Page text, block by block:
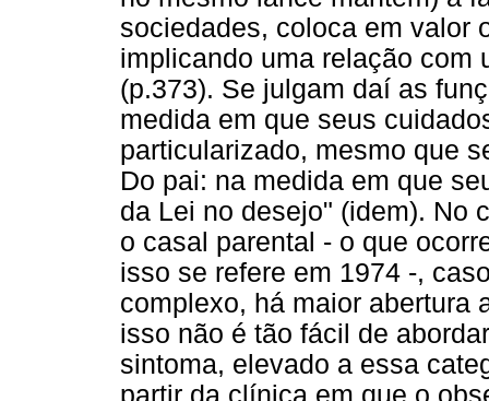
sociedades, coloca em valor
implicando uma relação com
(p.373). Se julgam daí as
medida em que seus
particularizado, mesmo que
Do pai: na medida em que
da Lei no desejo" (idem). No
o casal parental - o que
isso se refere em 1974 -,
complexo, há maior abertura
isso não é tão fácil de
sintoma, elevado a essa